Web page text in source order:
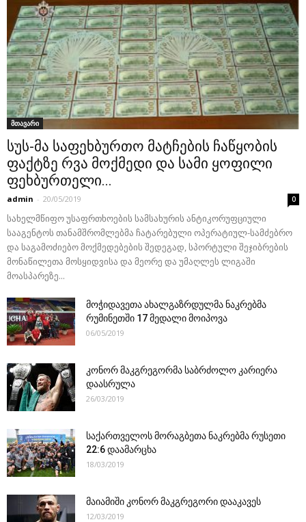
მთავარი
სუს-მა საფეხბურთო მატჩების ჩაწყობის
ფაქტზე რვა მოქმედი და სამი ყოფილი
ფეხბურთელი...
admin - 20/05/2019 0
სახელმწიფო უსაფრთხოების სამსახურის ანტიკორუფციული
სააგენტოს თანამშრომლებმა ჩატარებული ოპერატიულ-სამძებრო
და საგამოძიებო მოქმედებების შედეგად, სპორტული შეჯიბრების
მონაწილეთა მოსყიდვისა და მეორე და უმაღლეს ლიგაში
მოასპარეზე...
მოჭიდავეთა ახალგაზრდულმა ნაკრებმა
რუმინეთში 17 მედალი მოიპოვა
06/05/2019
კონორ მაკგრეგორმა საბრძოლო კარიერა
დაასრულა
26/03/2019
საქართველოს მორაგბეთა ნაკრებმა რუსეთი
22:6 დაამარცხა
18/03/2019
მაიამიში კონორ მაკგრეგორი დააკავეს
12/03/2019